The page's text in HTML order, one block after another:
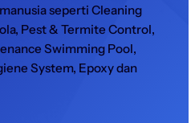
seperti Cleaning
Pest & Termite Control,
Swimming Pool,
System, Epoxy dan